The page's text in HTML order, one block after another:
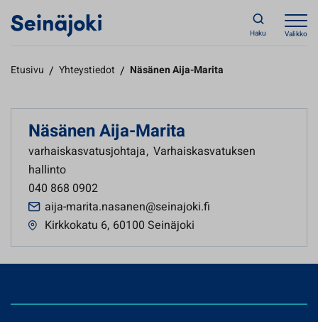
Haku Valikko
Etusivu / Yhteystiedot / Näsänen Aija-Marita
Näsänen Aija-Marita
varhaiskasvatusjohtaja, Varhaiskasvatuksen
hallinto
040 868 0902
aija-marita.nasanen@seinajoki.fi
Kirkkokatu 6, 60100 Seinäjoki